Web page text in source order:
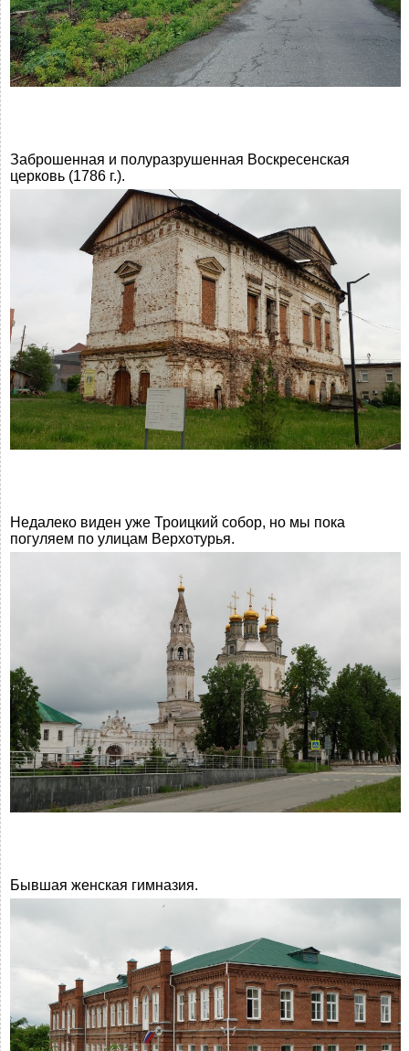
Заброшенная и полуразрушенная Воскресенская
церковь (1786 г.).
Недалеко виден уже Троицкий собор, но мы пока
погуляем по улицам Верхотурья.
Бывшая женская гимназия.